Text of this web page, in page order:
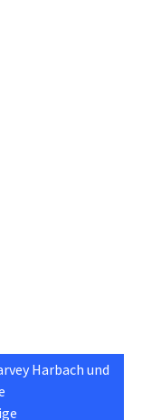
Harbach und